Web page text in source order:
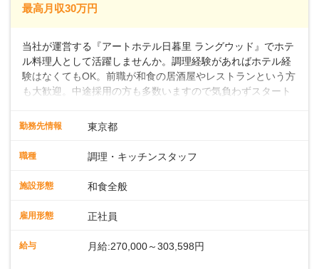
最高月収30万円
当社が運営する『アートホテル日暮里 ラングウッド』でホテ
ル料理人として活躍しませんか。調理経験があればホテル経
験はなくてもOK。前職が和食の居酒屋やレストランという方
も大歓迎。中途採用の方も多数いますので気負わずスタート
も深さもグッと広がりますよ。 ◎仕事内容ホテル内のレスト
調理、盛り付け、刺身の切り出しのほか、料理長の下で和食
ます。スキルや経験に応じて発注業務やアルバイトスタッフ
新宿・東京駅まで20分圏内と便利な好ロケーション。ビジネ
ームほか、朝食からディナーまでお楽しみいただけるオール
勤務先情報 東京都
職種 調理・キッチンスタッフ
施設形態 和食全般
雇用形態 正社員
給与 月給:270,000～303,598円